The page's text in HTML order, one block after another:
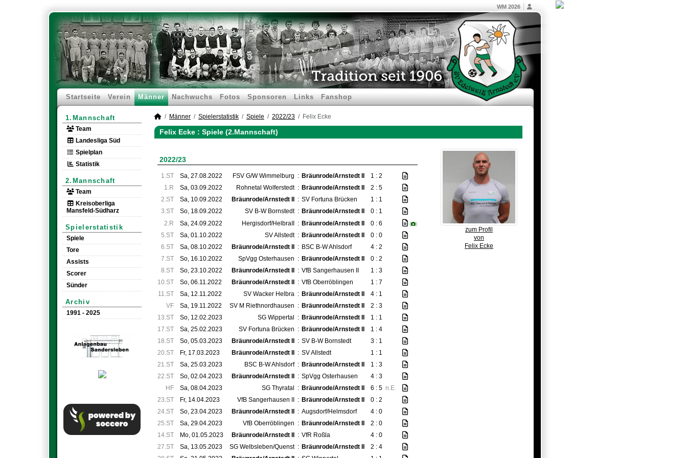
WM 2026
Startseite Verein Männer Nachwuchs Fotos Sponsoren Links Fanshop
1.Mannschaft
Team
Landesliga Süd
Spielplan
Statistik
2.Mannschaft
Team
Kreisoberliga
Mansfeld-Südharz
Spielerstatistik
Spiele
Tore
Assists
Scorer
Sünder
Archiv
1991 - 2025
Männer Spielerstatistik Spiele 2022/23 Felix Ecke
Felix Ecke : Spiele (2.Mannschaft)
zum Profil
von
Felix Ecke
2022/23
1.ST Sa, 27.08.2022 FSV G/W Wimmelburg : Bräunrode/Arnstedt II
1 : 2
1.R
Sa, 03.09.2022 Rohnetal Wolferstedt : Bräunrode/Arnstedt II
2 : 5
2.ST
Sa, 10.09.2022 Bräunrode/Arnstedt II : SV Fortuna Brücken
1 : 1
3.ST
So, 18.09.2022 SV B-W Bornstedt : Bräunrode/Arnstedt II
0 : 1
2.R
Sa, 24.09.2022 Hergisdorf/HelbraII : Bräunrode/Arnstedt II 0 : 6 ( )
5.ST Sa, 01.10.2022 SV Allstedt : Bräunrode/Arnstedt II
0 : 0
6.ST
Sa, 08.10.2022 Bräunrode/Arnstedt II : BSC B-W Ahlsdorf
4 : 2
7.ST
So, 16.10.2022 SpVgg Osterhausen : Bräunrode/Arnstedt II
0 : 2
8.ST
So, 23.10.2022 Bräunrode/Arnstedt II : VfB Sangerhausen II
1 : 3
10.ST
So, 06.11.2022 Bräunrode/Arnstedt II : VfB Oberröblingen
1 : 7
11.ST
Sa, 12.11.2022 SV Wacker Helbra : Bräunrode/Arnstedt II
4 : 1
VF
Sa, 19.11.2022 SV M Riethnordhausen : Bräunrode/Arnstedt II
2 : 3
13.ST
So, 12.02.2023 SG Wippertal : Bräunrode/Arnstedt II
1 : 1
17.ST
Sa, 25.02.2023 SV Fortuna Brücken : Bräunrode/Arnstedt II
1 : 4
18.ST
So, 05.03.2023 Bräunrode/Arnstedt II : SV B-W Bornstedt
3 : 1
20.ST
Fr, 17.03.2023 Bräunrode/Arnstedt II : SV Allstedt
1 : 1
21.ST
Sa, 25.03.2023 BSC B-W Ahlsdorf : Bräunrode/Arnstedt II
1 : 3
22.ST
So, 02.04.2023 Bräunrode/Arnstedt II : SpVgg Osterhausen
4 : 3
HF
Sa, 08.04.2023 SG Thyratal : Bräunrode/Arnstedt II 6 : 5 n.E.
23.ST
Fr, 14.04.2023 VfB Sangerhausen II : Bräunrode/Arnstedt II
0 : 2
24.ST
So, 23.04.2023 Bräunrode/Arnstedt II : Augsdorf/Helmsdorf
4 : 0
25.ST
Sa, 29.04.2023 VfB Oberröblingen : Bräunrode/Arnstedt II
2 : 0
14.ST
Mo, 01.05.2023 Bräunrode/Arnstedt II : VfR Roßla
4 : 0
27.ST
Sa, 13.05.2023 SG Welbsleben/Quenst : Bräunrode/Arnstedt II
2 : 4